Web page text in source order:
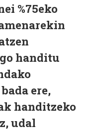
%75eko
handitu
ere,
handitzeko
udal